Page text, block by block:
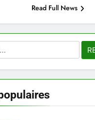
Read Full News
Voyance à La
sérieux à un tarif
BIEN ÊTRE
reviennent
MODE